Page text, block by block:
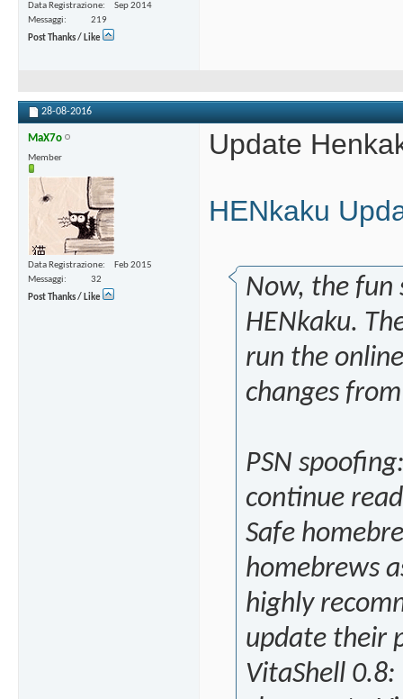
Data Registrazione
Sep 2014
Messaggi
219
Post Thanks / Like
28-08-2016
MaX7o
Member
Data Registrazione
Feb 2015
Messaggi
32
Post Thanks / Like
Update
HENkaku
Now, the fun
HENkaku.
run the
changes
PSN
continue
Safe
homebrews
highly
update their
VitaShell